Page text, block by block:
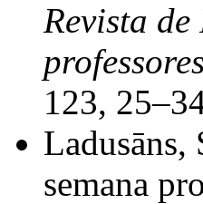
Revista
123,
Ladusāns,
semana